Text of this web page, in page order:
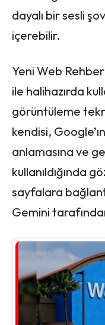
dayalı bir sesli
içerebilir.
Yeni Web
ile halihazırda
görüntüleme
kendisi,
anlamasına ve
kullanıldığında
sayfalara
Gemini